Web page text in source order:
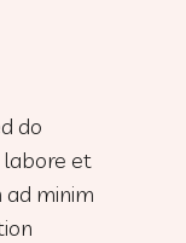
do
labore et
ad minim